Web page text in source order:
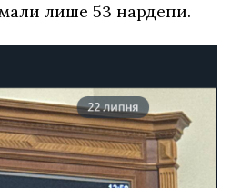
лише 53 нардепи.